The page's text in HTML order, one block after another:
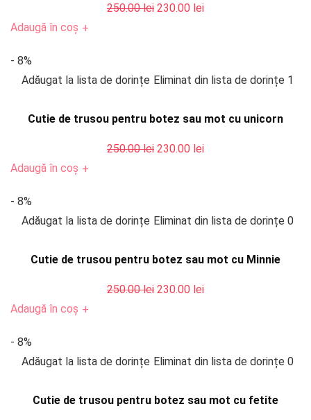
250.00lei Prețul
250.00 lei.
230.00 leiPrețul
Adaugă în coș +
- 8%
Adăugat la lista de dorințe Eliminat din lista de dorințe 1
Cutie de trusou pentru botez sau mot cu unicorn
250.00lei Prețul
250.00 lei.
230.00 leiPrețul
Adaugă în coș +
- 8%
Adăugat la lista de dorințe Eliminat din lista de dorințe 0
Cutie de trusou pentru botez sau mot cu Minnie
250.00lei Prețul
250.00 lei.
230.00 leiPrețul
Adaugă în coș +
- 8%
Adăugat la lista de dorințe Eliminat din lista de dorințe 0
Cutie de trusou pentru botez sau mot cu fetite